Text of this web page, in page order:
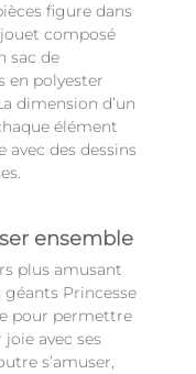
figure dans
composé
sac de
en polyester
dimension d’un
élément
avec des dessins
ensemble
plus amusant
Princesse
pour permettre
avec ses
s’amuser,